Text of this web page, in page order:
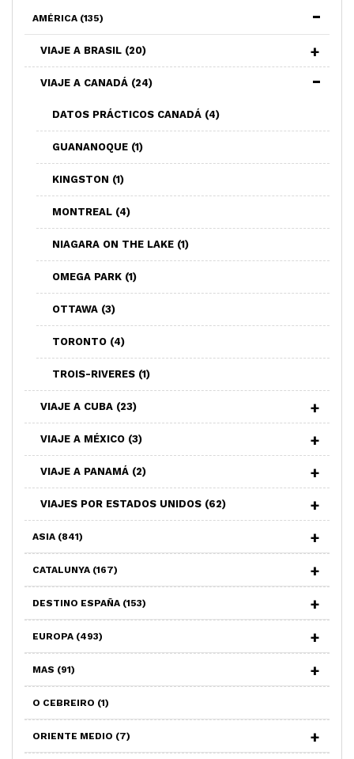
AMÉRICA (135)
VIAJE A BRASIL (20)
VIAJE A CANADÁ (24)
DATOS PRÁCTICOS CANADÁ (4)
GUANANOQUE (1)
KINGSTON (1)
MONTREAL (4)
NIAGARA ON THE LAKE (1)
OMEGA PARK (1)
OTTAWA (3)
TORONTO (4)
TROIS-RIVERES (1)
VIAJE A CUBA (23)
VIAJE A MÉXICO (3)
VIAJE A PANAMÁ (2)
VIAJES POR ESTADOS UNIDOS (62)
ASIA (841)
CATALUNYA (167)
DESTINO ESPAÑA (153)
EUROPA (493)
MAS (91)
O CEBREIRO (1)
ORIENTE MEDIO (7)